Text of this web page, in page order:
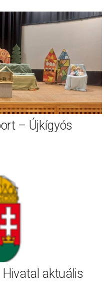
– Újkígyós
aktuális